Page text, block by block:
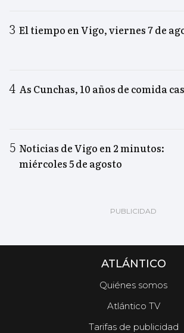
El tiempo en Vigo, viernes 7 de
As Cunchas, 10 años de comida
Noticias de Vigo en 2 minutos:
miércoles 5 de agosto
ATLÁNTICO
Quiénes somos
Atlántico TV
Tarifas de publicidad